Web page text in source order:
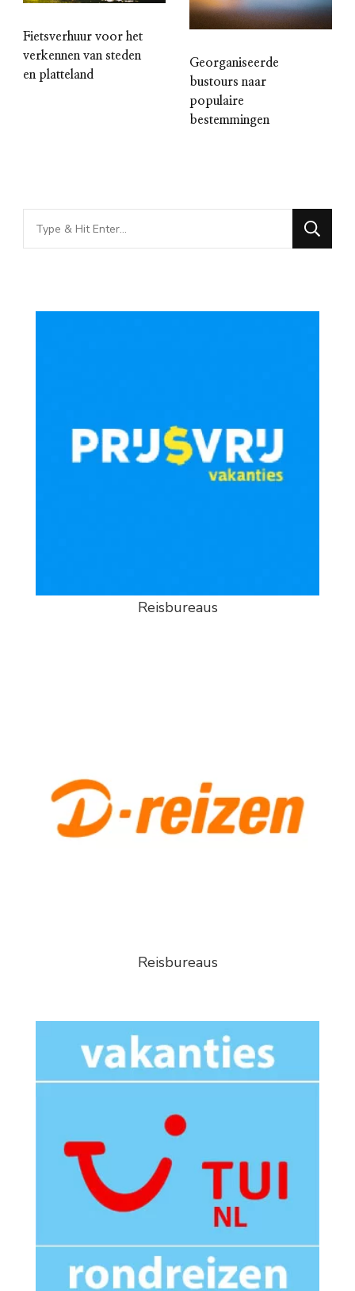
Fietsverhuur voor het
verkennen van steden
en platteland
Georganiseerde
bustours naar
populaire
bestemmingen
Looking
for
Reisbureaus
Reisbureaus